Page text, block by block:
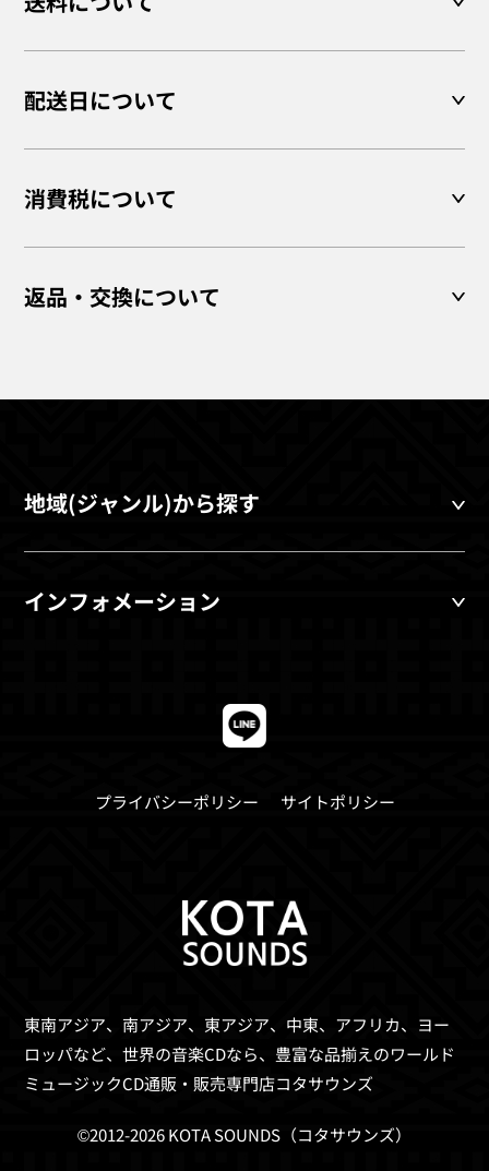
配送日について
消費税について
返品・交換について
地域(ジャンル)から探す
インフォメーション
東南アジア、南アジア、東アジア、中東、アフリカ、ヨー
ロッパなど、世界の音楽CDなら、 豊富な品揃えのワールド
ミュージックCD通販・販売専門店コタサウンズ
©2012-2026 KOTA SOUNDS（コタサウンズ）
プライバシーポリシー サイトポリシー